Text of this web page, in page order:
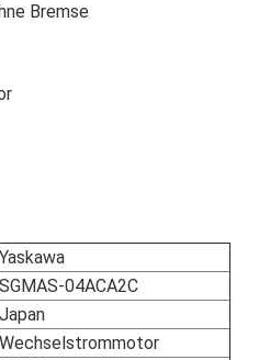
Bremse
Yaskawa
SGMAS-04ACA2C
Japan
Wechselstrommotor